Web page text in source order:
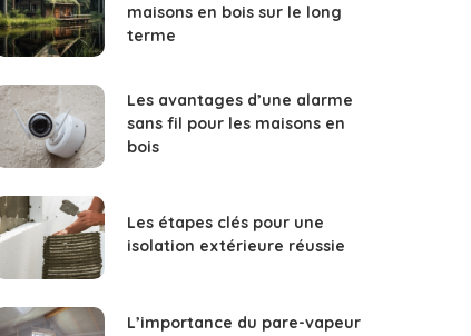
maisons en bois sur le long
terme
Les avantages d’une alarme
sans fil pour les maisons en
bois
Les étapes clés pour une
isolation extérieure réussie
L’importance du pare-vapeur